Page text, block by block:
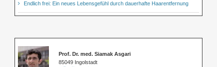
Endlich frei: Ein neues Lebensgefühl durch dauerhafte Haarentfernung
Prof. Dr. med. Siamak Asgari
85049 Ingolstadt